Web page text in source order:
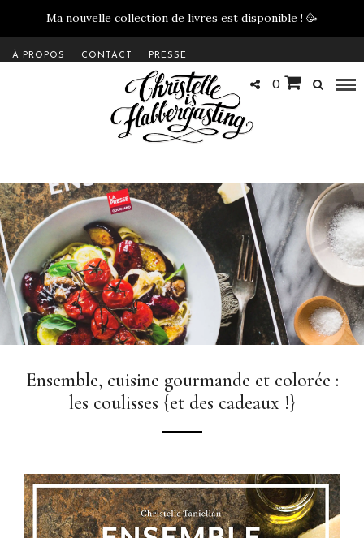
Ma nouvelle collection de livres est disponible ! 🥳
À PROPOS CONTACT PRESSE
0
Ensemble, cuisine gourmande et colorée :
les coulisses {et des cadeaux !}